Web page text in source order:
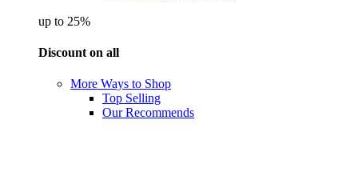
up to 25%
Discount on all
More Ways to Shop
Top Selling
Our Recommends